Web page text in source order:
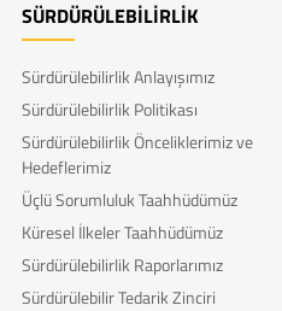
SÜRDÜRÜLEBİLİRLİK
Sürdürülebilirlik Anlayışımız
Sürdürülebilirlik Politikası
Sürdürülebilirlik Önceliklerimiz ve
Hedeflerimiz
Üçlü Sorumluluk Taahhüdümüz
Küresel İlkeler Taahhüdümüz
Sürdürülebilirlik Raporlarımız
Sürdürülebilir Tedarik Zinciri